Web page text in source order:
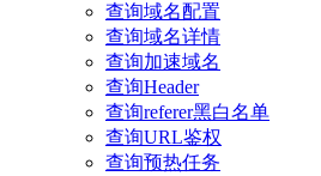
查询域名配置
查询域名详情
查询加速域名
查询Header
查询referer黑白名单
查询URL鉴权
查询预热任务